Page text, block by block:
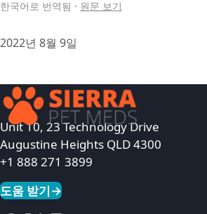
한국어로 번역됨 · 원문 보기
2022년 8월 9일
Unit 10, 23 Technology Drive
Augustine Heights QLD 4300
+1 888 271 3899
도움 받기→